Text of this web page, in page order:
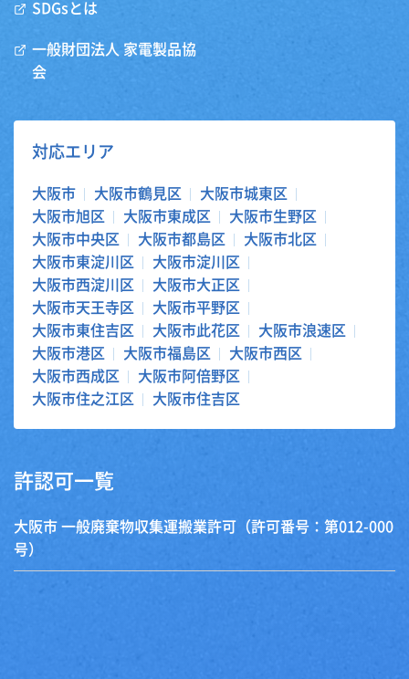
SDGsとは
一般財団法人 家電製品協
会
対応エリア
大阪市 大阪市鶴見区
大阪市城東区
大阪市旭区
大阪市東成区
大阪市生野区
大阪市中央区
大阪市都島区
大阪市北区
大阪市東淀川区
大阪市淀川区
大阪市西淀川区
大阪市大正区
大阪市天王寺区
大阪市平野区
大阪市東住吉区
大阪市此花区
大阪市浪速区
大阪市港区
大阪市福島区
大阪市西区
大阪市西成区
大阪市阿倍野区
大阪市住之江区
大阪市住吉区
許認可一覧
大阪市 一般廃棄物収集運搬業許可（許可番号：第012-000
号）